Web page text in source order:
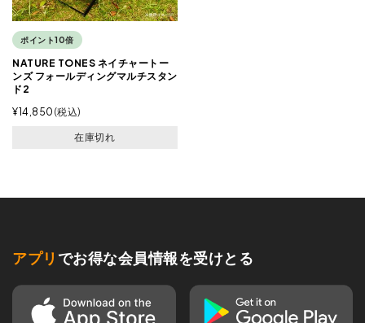
ポイント10倍
NATURE TONES ネイチャートー
ンズ フォールディングマルチスタン
ド2
¥14,850 税込
在庫切れ
アプリ でお得な会員情報を受けとる